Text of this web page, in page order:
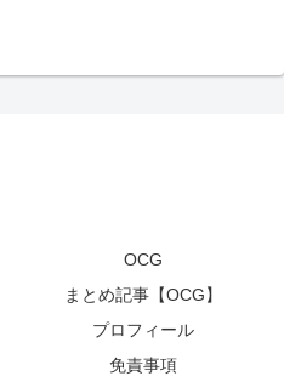
OCG
まとめ記事【OCG】
プロフィール
免責事項